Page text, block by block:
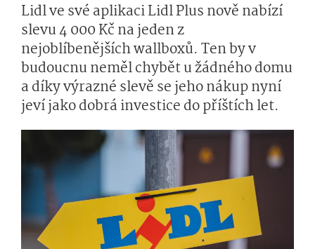
Lidl ve své aplikaci Lidl Plus nově nabízí
slevu 4 000 Kč na jeden z
nejoblíbenějších wallboxů. Ten by v
budoucnu neměl chybět u žádného domu
a díky výrazné slevě se jeho nákup nyní
jeví jako dobrá investice do příštích let.